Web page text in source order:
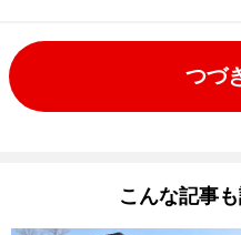
つづ
こんな記事